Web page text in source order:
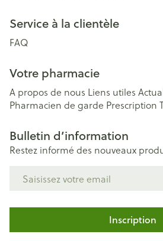
Service à la clientèle
FAQ
Votre pharmacie
A propos de nous Liens utiles
Pharmacien de garde Prescription
Bulletin d’information
Restez informé des nouveaux
Inscription